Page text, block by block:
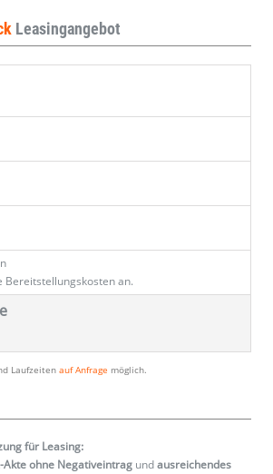
Leasingangebot
Bereitstellungskosten an.
Laufzeiten auf Anfrage möglich.
für Leasing:
Akte ohne Negativeintrag undausreichendes